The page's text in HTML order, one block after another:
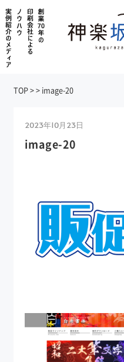
TOP>> image-20
2023年10月23日
image-20